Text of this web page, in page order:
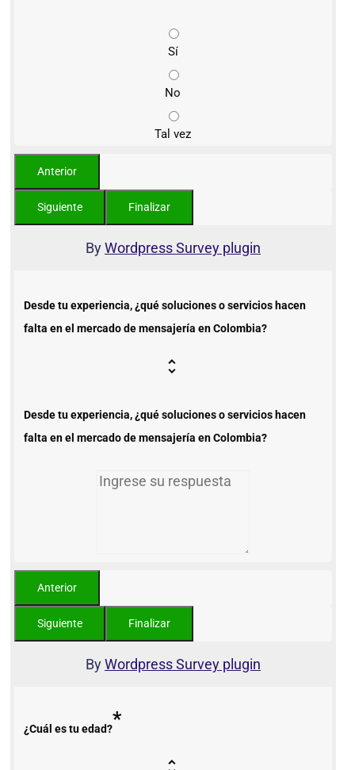
Sí
No
Tal vez
ByWordpress Survey plugin
Desde tu experiencia, ¿qué soluciones o servicios hacen
falta en el mercado de mensajería en Colombia?
Desde tu experiencia, ¿qué soluciones o servicios hacen
falta en el mercado de mensajería en Colombia?
ByWordpress Survey plugin
¿Cuál es tu edad?*